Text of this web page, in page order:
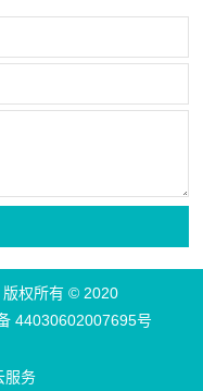
版权所有 © 2020
44030602007695号
服务